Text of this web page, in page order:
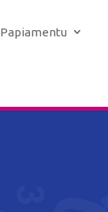
Papiamentu